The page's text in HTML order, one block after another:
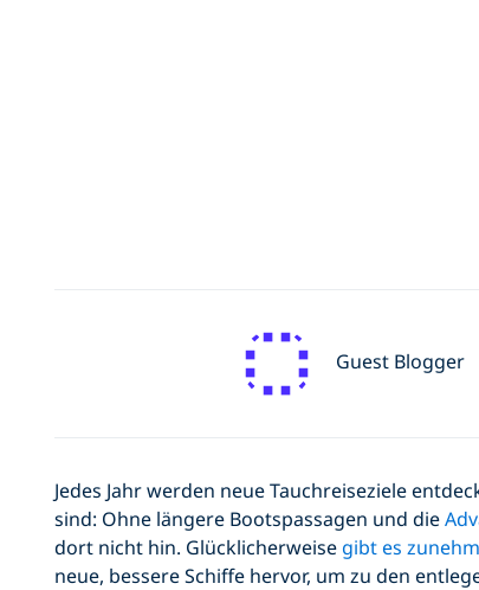
Guest Blogger
Jedes Jahr werden neue Tauchreiseziele
sind: Ohne längere Bootspassagen und die
dort nicht hin. Glücklicherweise gibt es
neue, bessere Schiffe hervor, um zu den